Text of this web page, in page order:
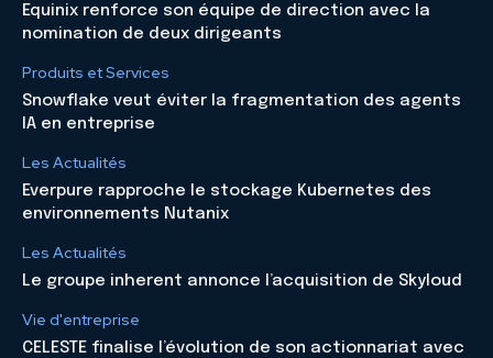
Equinix renforce son équipe de direction avec la
nomination de deux dirigeants
Produits et Services
Snowflake veut éviter la fragmentation des agents
IA en entreprise
Les Actualités
Everpure rapproche le stockage Kubernetes des
environnements Nutanix
Les Actualités
Le groupe inherent annonce l’acquisition de Skyloud
Vie d'entreprise
CELESTE finalise l’évolution de son actionnariat avec